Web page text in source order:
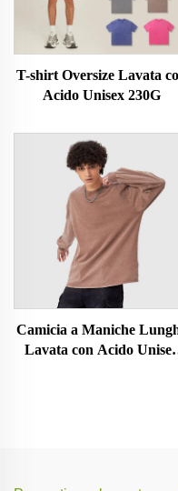
T-shirt Oversize Lavata
Acido Unisex 230G
Camicia a Maniche
Lavata con Acido Unisex